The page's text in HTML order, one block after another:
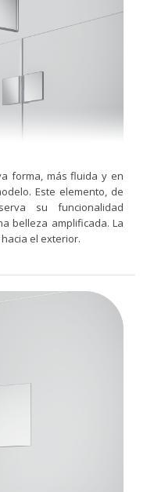
forma, más fluida y en
Este elemento, de
su funcionalidad
belleza amplificada. La
el exterior.